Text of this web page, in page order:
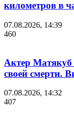
километров в
07.08.2026, 14:39
460
Актер Матякуб
своей смерти.
07.08.2026, 14:32
407